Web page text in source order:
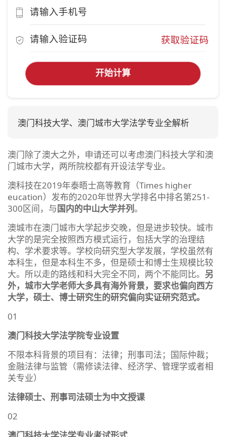
获取验证码
开始计算
澳门科技大学、澳门城市大学法学专业全解析
澳门除了澳大之外，申请还可以考虑澳门科技大学和澳
门城市大学，两所院校都有开设法学专业。
澳科技在2019年泰晤士高等教育（Times higher
eucation）发布的2020年世界大学排名中排名第251-
300区间，与国内的中山大学并列。
澳城市在澳门城市大学起步交晚，但是进步较快。城市
大学的是完全按照西方模式运行，包括大学的治理结
构、学术要求等。学校向研究型大学发展，学校虽然有
本科生，但是本科生不多，但是硕士和博士生规模比较
大。所以走的路线和科大完全不同，两个不能同比。 另
外，城市大学老师大多具有海外背景，要求也偏向西方
大学，硕士、博士研究生的研究偏向实证研究范式。
01
澳门科技大学法学院专业设置
不限本科背景的项目有：法律；刑事司法；国际仲裁；
金融法律与监管（需修读法律、经济学、管理学或者相
关专业）
法律硕士、刑事司法硕士为中文授课
02